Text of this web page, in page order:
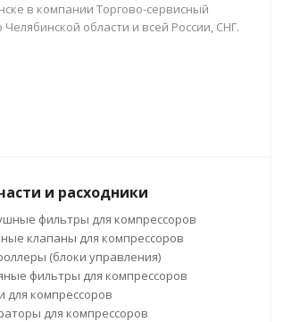
в компании Торгово-сервисный
области и всей России, СНГ.
и расходники
фильтры для компрессоров
клапаны для компрессоров
(блоки управления)
фильтры для компрессоров
для компрессоров
для компрессоров